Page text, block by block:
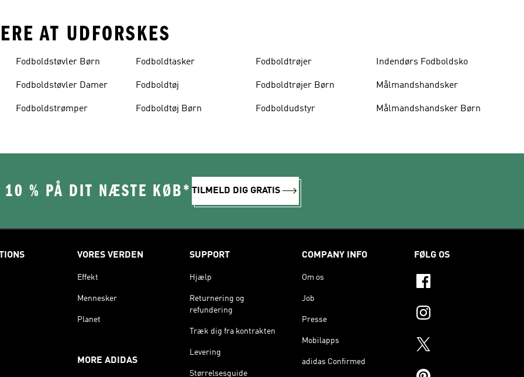
AT UDFORSKES
Fodboldstøvler Børn
Fodboldstøvler Damer
Fodboldstrømper
Fodboldtasker
Fodboldtøj
Fodboldtøj Børn
Fodboldtrøjer
Fodboldtrøjer Børn
Fodboldudstyr
Indendørs Fodboldsko
Målmandshandsker
Målmandshandsker Børn
10 % PÅ DIT NÆSTE KØB* TILMELD DIG GRATIS
VORES VERDEN
Effekt
Mennesker
Planet
MORE ADIDAS
SUPPORT
Hjælp
Returnering og
refundering
Træk dig fra kontrakten
Levering
Størrelsesguide
COMPANY INFO
Om os
Job
Presse
Mobilapps
adidas Confirmed
FØLG OS